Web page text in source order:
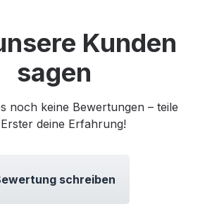
Kunden
sagen
noch keine Bewertungen – teile
deine Erfahrung!
schreiben